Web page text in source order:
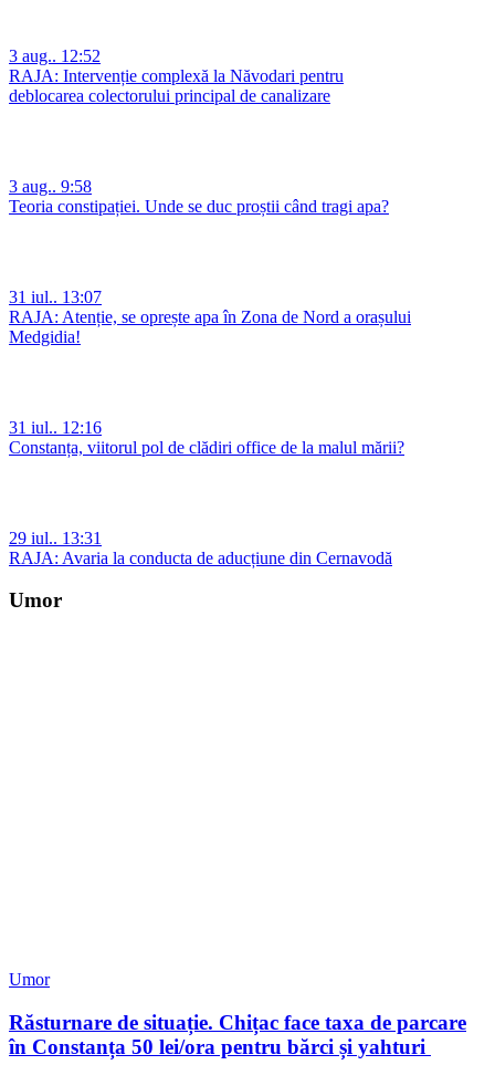
3 aug.. 12:52
RAJA: Intervenție complexă la Năvodari pentru
deblocarea colectorului principal de canalizare
3 aug.. 9:58
Teoria constipației. Unde se duc proștii când tragi apa?
31 iul.. 13:07
RAJA: Atenție, se oprește apa în Zona de Nord a orașului
Medgidia!
31 iul.. 12:16
Constanța, viitorul pol de clădiri office de la malul mării?
29 iul.. 13:31
RAJA: Avaria la conducta de aducțiune din Cernavodă
Umor
Umor
Răsturnare de situație. Chițac face taxa de parcare
în Constanța 50 lei/ora pentru bărci și yahturi